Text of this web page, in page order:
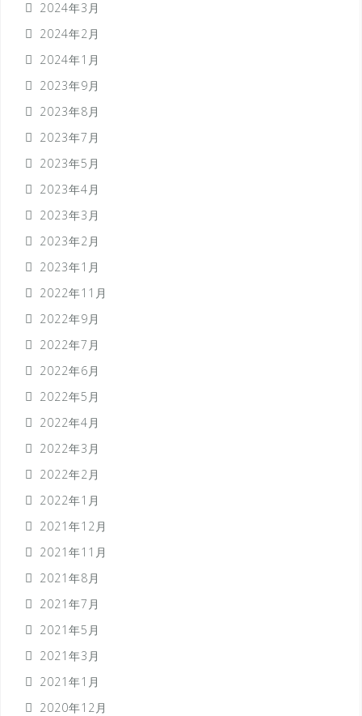
2024年3月
2024年2月
2024年1月
2023年9月
2023年8月
2023年7月
2023年5月
2023年4月
2023年3月
2023年2月
2023年1月
2022年11月
2022年9月
2022年7月
2022年6月
2022年5月
2022年4月
2022年3月
2022年2月
2022年1月
2021年12月
2021年11月
2021年8月
2021年7月
2021年5月
2021年3月
2021年1月
2020年12月